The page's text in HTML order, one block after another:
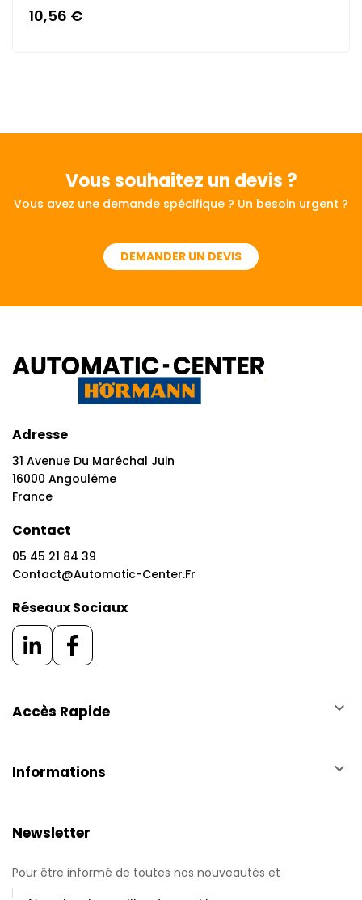
10,56 €
Vous souhaitez un devis ?
Vous avez une demande spécifique ? Un besoin urgent ?
DEMANDER UN DEVIS
Adresse
31 Avenue Du Maréchal Juin
16000 Angoulême
France
Contact
05 45 21 84 39
Contact@automatic-Center.fr
Réseaux Sociaux
Accès Rapide keyboard_arrow_down
Informations keyboard_arrow_down
Newsletter
Pour être informé de toutes nos nouveautés et
promotions.